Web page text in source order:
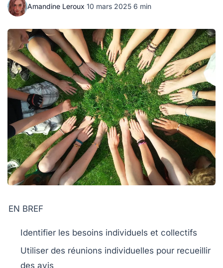
Amandine Leroux·10 mars 2025·6 min
EN BREF
Identifier les besoins individuels et collectifs
Utiliser des réunions individuelles pour recueillir
des avis